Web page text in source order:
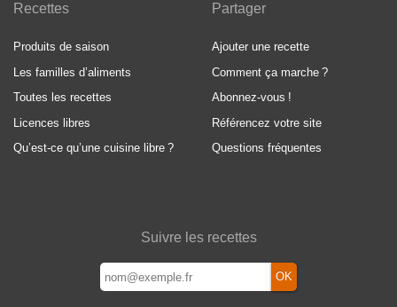
Recettes
Produits de saison
Les familles d’aliments
Toutes les recettes
Licences libres
Qu’est-ce qu’une cuisine libre ?
Partager
Ajouter une recette
Comment ça marche ?
Abonnez-vous !
Référencez votre site
Questions fréquentes
Suivre les recettes
OK